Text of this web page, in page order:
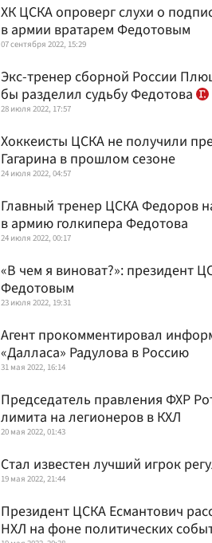
ХК ЦСКА опроверг слухи о
в армии вратарем Федотовым
07 сентября 2022, 15:29
Экс-тренер сборной России
бы разделил судьбу Федотова
28 июля 2022, 17:57
Хоккеисты ЦСКА не получили
Гагарина в прошлом сезоне
24 июля 2022, 04:57
Главный тренер ЦСКА Федоров
в армию голкипера Федотова
24 июля 2022, 00:17
«В чем я виноват?»: президент
Федотовым
23 июля 2022, 19:31
Агент прокомментировал
«Далласа» Радулова в Россию
31 мая 2022, 16:14
Председатель правления ФХР
лимита на легионеров в КХЛ
20 мая 2022, 01:43
Стал известен лучший игрок
19 мая 2022, 21:44
Президент ЦСКА Есмантович
НХЛ на фоне политических